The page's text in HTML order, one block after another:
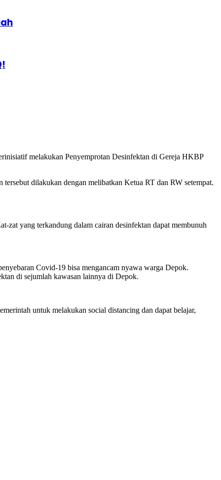
melakukan Penyemprotan Desinfektan di Gereja HKBP
dilakukan dengan melibatkan Ketua RT dan RW setempat.
zat yang terkandung dalam cairan desinfektan dapat membunuh
Covid-19 bisa mengancam nyawa warga Depok.
di sejumlah kawasan lainnya di Depok.
untuk melakukan social distancing dan dapat belajar,